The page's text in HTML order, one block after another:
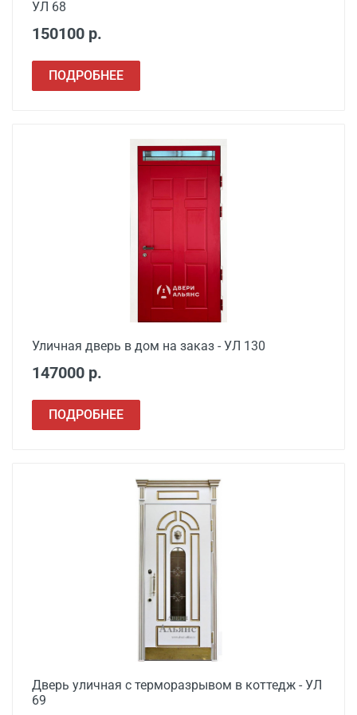
УЛ 68
150100 р.
ПОДРОБНЕЕ
Уличная дверь в дом на заказ - УЛ 130
147000 р.
ПОДРОБНЕЕ
Дверь уличная с терморазрывом в коттедж - УЛ
69